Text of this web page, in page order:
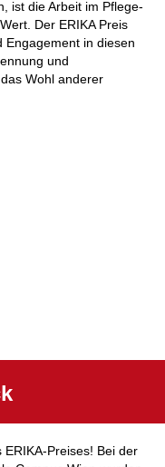
ist die Arbeit im Pflege-
Der ERIKA Preis
Engagement in diesen
und
Wohl anderer
Preises! Bei der